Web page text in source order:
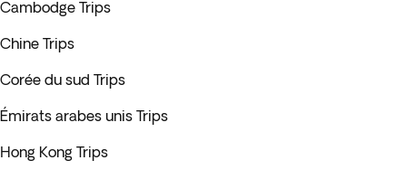
Cambodge Trips
Chine Trips
Corée du sud Trips
Émirats arabes unis Trips
Hong Kong Trips